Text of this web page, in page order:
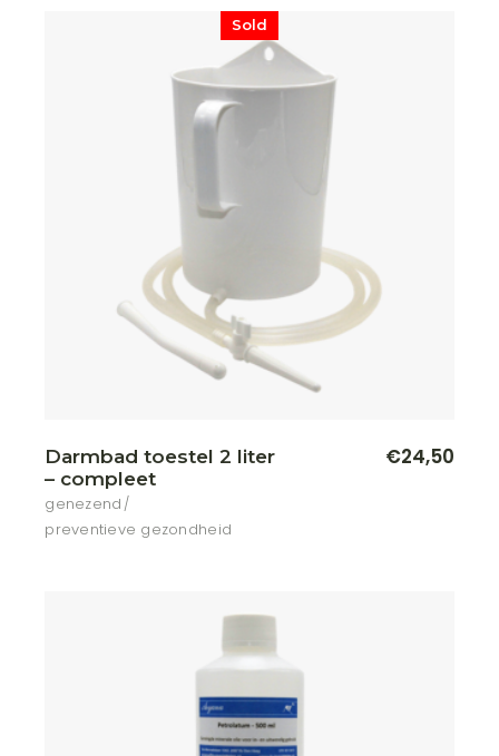
Sold
Darmbad toestel 2 liter
– compleet
genezend
preventieve gezondheid
€24,50